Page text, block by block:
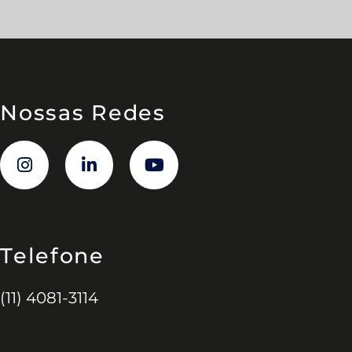
Nossas Redes
Telefone
(11) 4081-3114